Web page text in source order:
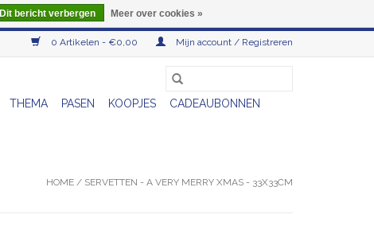
0 Artikelen - €0,00 Mijn account / Registreren
THEMA PASEN KOOPJES
CADEAUBONNEN
HOME / SERVETTEN - A VERY MERRY XMAS - 33X33CM
Dit bericht verbergen Meer over cookies »